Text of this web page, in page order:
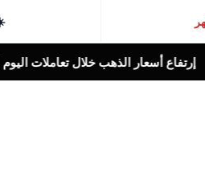
أسعار الذهب خلال تعاملات اليوم